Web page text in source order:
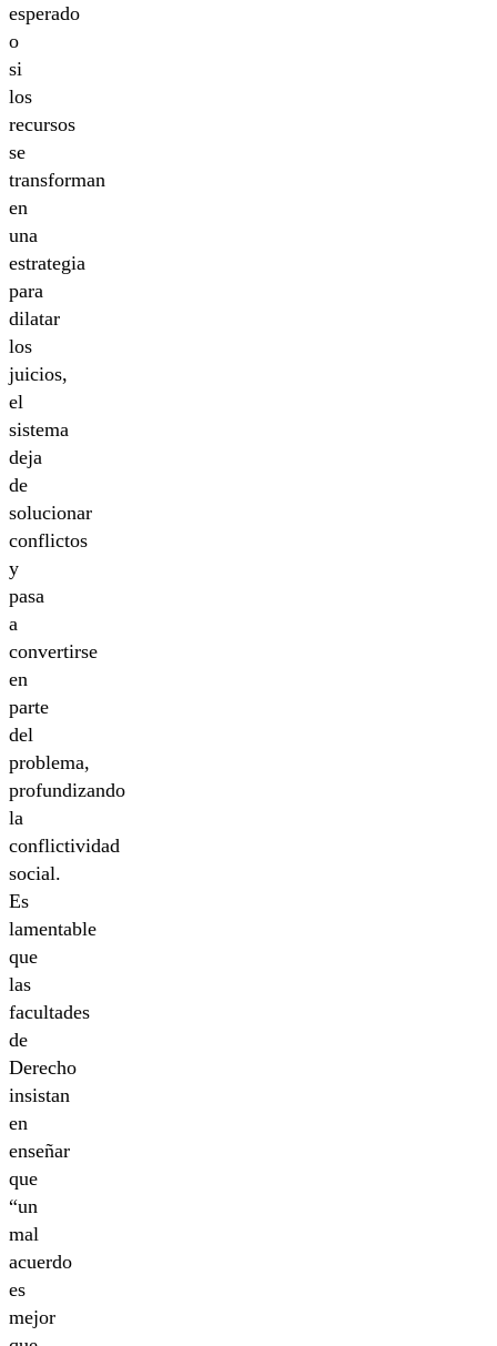
esperado
o
si
los
recursos
se
transforman
en
una
estrategia
para
dilatar
los
juicios,
el
sistema
deja
de
solucionar
conflictos
y
pasa
a
convertirse
en
parte
del
problema,
profundizando
la
conflictividad
social.
Es
lamentable
que
las
facultades
de
Derecho
insistan
en
enseñar
que
“un
mal
acuerdo
es
mejor